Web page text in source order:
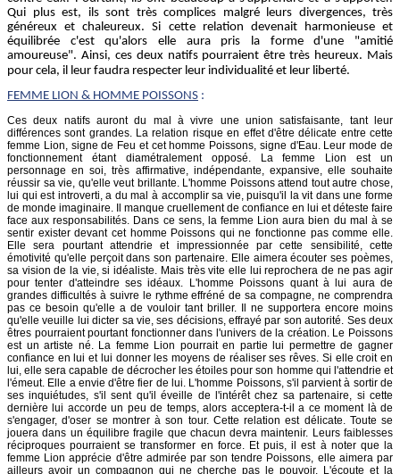
Qui plus est, ils sont très complices malgré leurs divergences, très
généreux et chaleureux. Si cette relation devenait harmonieuse et
équilibrée c'est qu'alors elle aura pris la forme d'une "amitié
amoureuse". Ainsi, ces deux natifs pourraient être très heureux. Mais
pour cela, il leur faudra respecter leur individualité et leur liberté.
FEMME LION & HOMME POISSONS :
Ces deux natifs auront du mal à vivre une union satisfaisante, tant leur
différences sont grandes. La relation risque en effet d'être délicate entre cette
femme Lion, signe de Feu et cet homme Poissons, signe d'Eau. Leur mode de
fonctionnement étant diamétralement opposé. La femme Lion est un
personnage en soi, très affirmative, indépendante, expansive, elle souhaite
réussir sa vie, qu'elle veut brillante. L'homme Poissons attend tout autre chose,
lui qui est introverti, a du mal à accomplir sa vie, puisqu'il la vit dans une forme
de monde imaginaire. Il manque cruellement de confiance en lui et déteste faire
face aux responsabilités. Dans ce sens, la femme Lion aura bien du mal à se
sentir exister devant cet homme Poissons qui ne fonctionne pas comme elle.
Elle sera pourtant attendrie et impressionnée par cette sensibilité, cette
émotivité qu'elle perçoit dans son partenaire. Elle aimera écouter ses poèmes,
sa vision de la vie, si idéaliste. Mais très vite elle lui reprochera de ne pas agir
pour tenter d'atteindre ses idéaux. L'homme Poissons quant à lui aura de
grandes difficultés à suivre le rythme effréné de sa compagne, ne comprendra
pas ce besoin qu'elle a de vouloir tant briller. Il ne supportera encore moins
qu'elle veuille lui dicter sa vie, ses décisions, effrayé par son autorité. Ses deux
êtres pourraient pourtant fonctionner dans l'univers de la création. Le Poissons
est un artiste né. La femme Lion pourrait en partie lui permettre de gagner
confiance en lui et lui donner les moyens de réaliser ses rêves. Si elle croit en
lui, elle sera capable de décrocher les étoiles pour son homme qui l'attendrie et
l'émeut. Elle a envie d'être fier de lui. L'homme Poissons, s'il parvient à sortir de
ses inquiétudes, s'il sent qu'il éveille de l'intérêt chez sa partenaire, si cette
dernière lui accorde un peu de temps, alors acceptera-t-il a ce moment là de
s'engager, d'oser se montrer à son tour. Cette relation est délicate. Toute se
jouera dans un équilibre fragile que chacun devra maintenir. Leurs faiblesses
réciproques pourraient se transformer en force. Et puis, il est à noter que la
femme Lion apprécie d'être admirée par son tendre Poissons, elle aimera par
ailleurs avoir un compagnon qui ne cherche pas le pouvoir. L'écoute et la